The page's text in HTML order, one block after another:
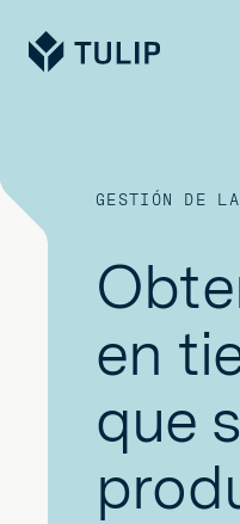
Tulip
GESTIÓN DE LA
en
que